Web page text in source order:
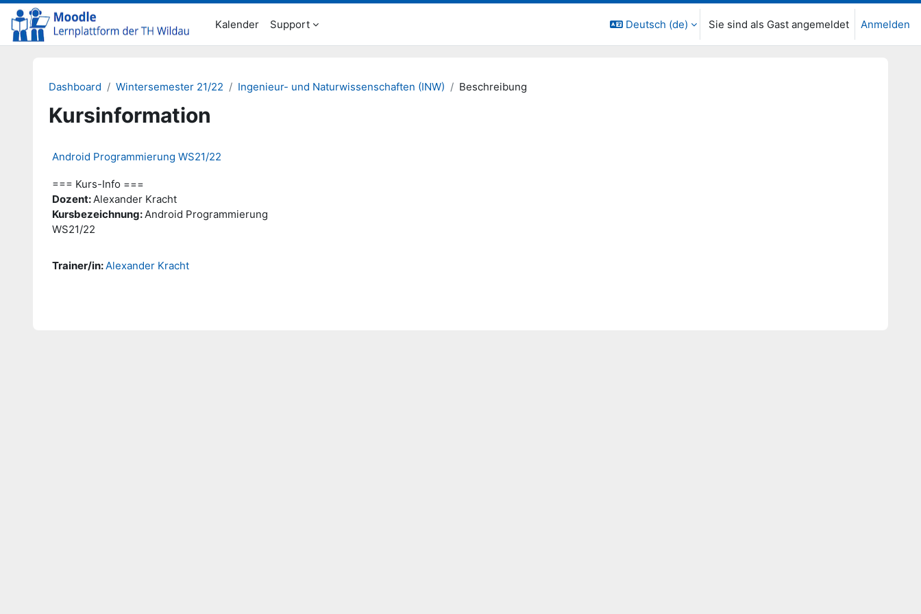
Zum Hauptinhalt
Kalender
Support Deutsch ‎(de)‎ Sie sind als Gast angemeldet Anmelden
Dashboard Wintersemester 21/22 Ingenieur- und Naturwissenschaften (INW) Beschreibung
Kursinformation
Android Programmierung WS21/22
=== Kurs-Info ===
Dozent:Alexander Kracht
Kursbezeichnung:Android Programmierung
WS21/22
Trainer/in:Alexander Kracht